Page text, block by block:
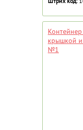
крышкой
№1